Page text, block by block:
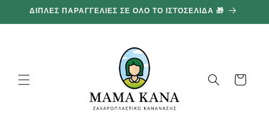
προχωρήστε
στο
100G ΔΩΡΕΑΝ ΓΙΑ ΚΑΘΕ 100€ ΠΟΥ ΞΟΔΕΥΕΤΕ 🔥
Καλάθι